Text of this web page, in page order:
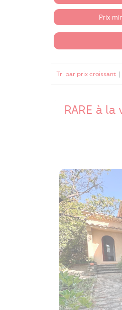
Tri par prix croissant |
RARE à